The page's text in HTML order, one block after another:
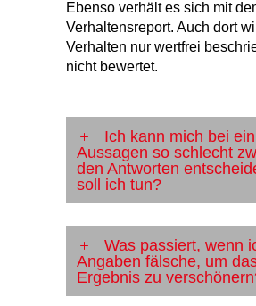
Ebenso verhält es sich mit
Verhaltensreport. Auch dort
Verhalten nur wertfrei
nicht bewertet.
Ich kann mich bei
Aussagen so schlecht
den Antworten
soll ich tun?
Was passiert, wenn
Angaben fälsche, um
Ergebnis zu